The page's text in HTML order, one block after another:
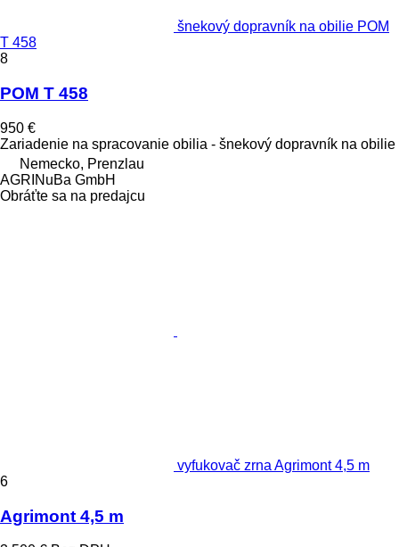
šnekový dopravník na obilie POM
T 458
8
POM T 458
950 €
Zariadenie na spracovanie obilia - šnekový dopravník na obilie
Nemecko, Prenzlau
AGRINuBa GmbH
Obráťte sa na predajcu
vyfukovač zrna Agrimont 4,5 m
6
Agrimont 4,5 m